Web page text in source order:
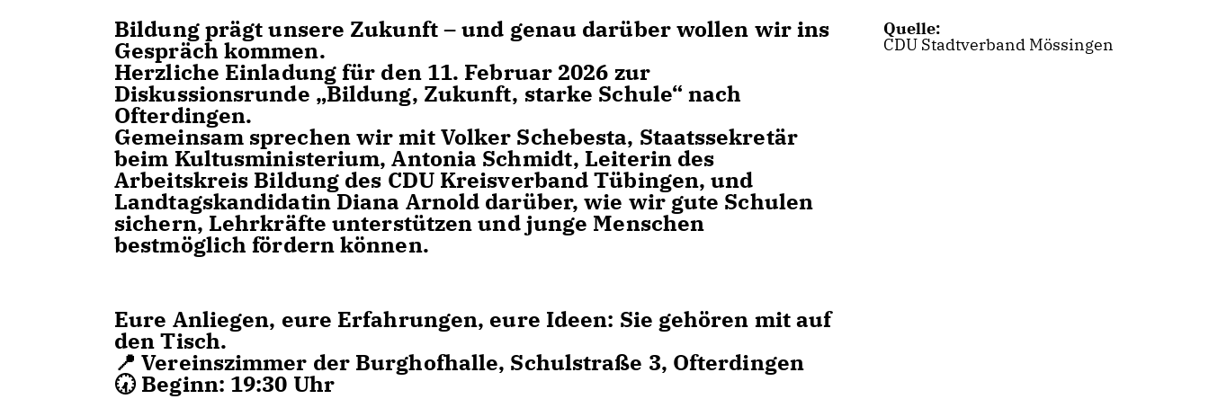
Bildung prägt unsere Zukunft – und genau darüber wollen wir ins
Gespräch kommen.
Herzliche Einladung für den 11. Februar 2026 zur
Diskussionsrunde „Bildung, Zukunft, starke Schule“ nach
Ofterdingen.
Gemeinsam sprechen wir mit Volker Schebesta, Staatssekretär
beim Kultusministerium, Antonia Schmidt, Leiterin des
Arbeitskreis Bildung des CDU Kreisverband Tübingen, und
Landtagskandidatin Diana Arnold darüber, wie wir gute Schulen
sichern, Lehrkräfte unterstützen und junge Menschen
bestmöglich fördern können.
Eure Anliegen, eure Erfahrungen, eure Ideen: Sie gehören mit auf
den Tisch.
📍 Vereinszimmer der Burghofhalle, Schulstraße 3, Ofterdingen
🕢 Beginn: 19:30 Uhr
Quelle:
CDU Stadtverband Mössingen